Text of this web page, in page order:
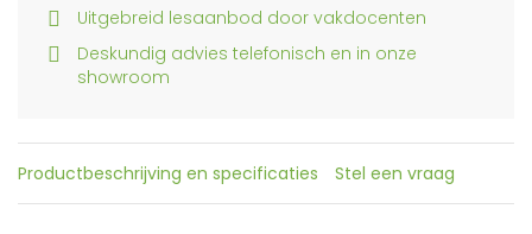
Uitgebreid lesaanbod door vakdocenten
Deskundig advies telefonisch en in onze
showroom
Productbeschrijving en specificaties Stel een vraag